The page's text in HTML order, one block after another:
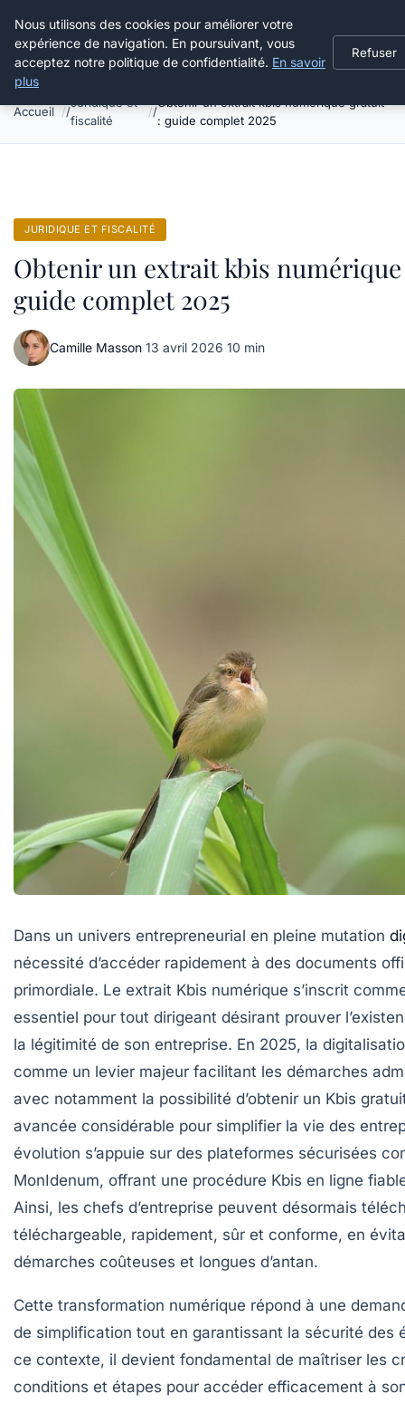
Grikoo
Accueil
Juridique et
fiscalité
Obtenir un extrait kbis numérique gratuit
: guide complet 2025
JURIDIQUE ET FISCALITÉ
Obtenir un extrait kbis
guide complet 2025
Camille Masson·13 avril 2026·10 min
Dans un univers entrepreneurial en pleine mutation
nécessité d’accéder rapidement à des documents
primordiale. Le extrait Kbis numérique s’inscrit
essentiel pour tout dirigeant désirant prouver
la légitimité de son entreprise. En 2025, la
comme un levier majeur facilitant les démarches
avec notamment la possibilité d’obtenir un Kbis
avancée considérable pour simplifier la vie des
évolution s’appuie sur des plateformes sécurisées
MonIdenum, offrant une procédure Kbis en ligne
Ainsi, les chefs d’entreprise peuvent désormais
téléchargeable, rapidement, sûr et conforme, en
démarches coûteuses et longues d’antan.
Cette transformation numérique répond à une
de simplification tout en garantissant la sécurité des
ce contexte, il devient fondamental de maîtriser les
conditions et étapes pour accéder efficacement à
Nous utilisons des cookies pour améliorer votre
expérience de navigation. En poursuivant, vous
acceptez notre politique de confidentialité. En savoir
plus
Refuser